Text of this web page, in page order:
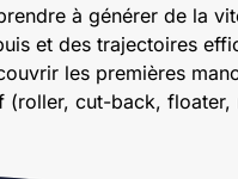
à générer de la
et des trajectoires
les premières
(roller, cut-back,